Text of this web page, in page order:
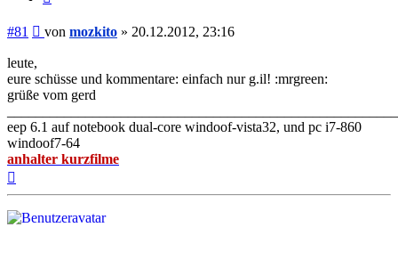
#81 Beitrag
von mozkito » 20.12.2012, 23:16
leute,
eure schüsse und kommentare: einfach nur g.il! :mrgreen:
grüße vom gerd
eep 6.1 auf notebook dual-core windoof-vista32, und pc i7-860
windoof7-64
anhalter kurzfilme